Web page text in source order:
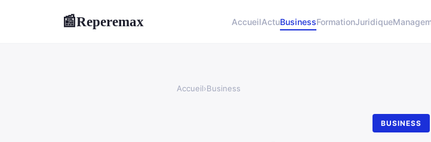
📰Reperemax AccueilActuBusinessFormationJuridique
Accueil›Business
BUSINESS